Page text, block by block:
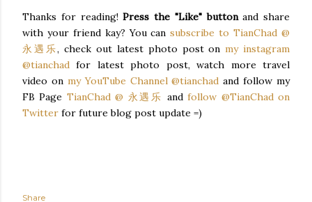
Thanks for reading!Press the "Like" buttonand share
with your friend kay? You can subscribe to TianChad @
永遇乐, check out latest photo post onmy instagram
@tianchadfor latest photo post, watch more travel
video on my YouTube Channel @tianchadand follow my
FB Page TianChad @ 永遇乐 andfollow @TianChad on
Twitter for future blog post update =)
Share